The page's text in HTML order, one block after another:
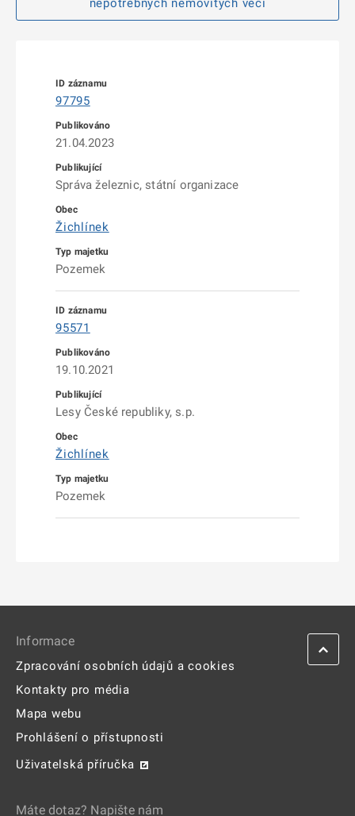
nepotřebných nemovitých věcí
97795
21.04.2023
Správa železnic, státní organizace
Žichlínek
Pozemek
95571
19.10.2021
Lesy České republiky, s.p.
Žichlínek
Pozemek
Informace
Zpracování osobních údajů a cookies
Kontakty pro média
Mapa webu
Prohlášení o přístupnosti
Uživatelská příručka
Máte dotaz? Napište nám